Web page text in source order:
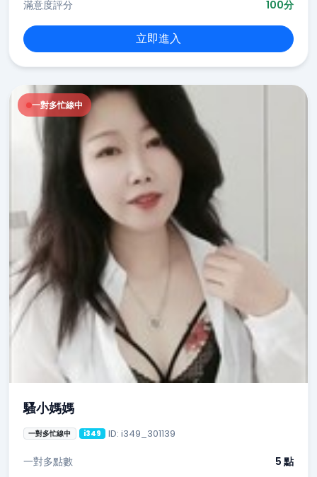
滿意度評分
100分
立即進入
一對多忙線中
騷小媽媽
一對多忙線中 i349 ID: i349_301139
一對多點數 5 點